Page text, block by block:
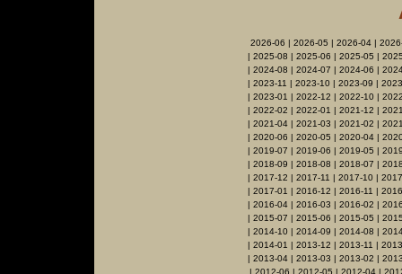
2026-06 | 2026-05 | 2026-04 |
| 2025-08 | 2025-06 | 2025-05 |
| 2024-08 | 2024-07 | 2024-06 |
| 2023-11 | 2023-10 | 2023-09 |
| 2023-01 | 2022-12 | 2022-10|
| 2022-02 | 2022-01 | 2021-12 |
| 2021-04| 2021-03 | 2021-02 |
| 2020-06 | 2020-05 | 2020-04 |
| 2019-07 | 2019-06 | 2019-05 |
| 2018-09 | 2018-08 | 2018-07 |
| 2017-12 | 2017-11 | 2017-10 |
| 2017-01 | 2016-12 | 2016-11 |
| 2016-04 | 2016-03 | 2016-02 |
| 2015-07 | 2015-06 | 2015-05 |
| 2014-10| 2014-09 | 2014-08 |
| 2014-01 | 2013-12 | 2013-11 |
| 2013-04 | 2013-03 | 2013-02 |
| 2012-06 | 2012-05 | 2012-04 |